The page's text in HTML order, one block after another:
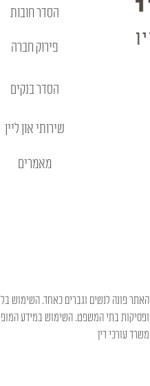
הסדר חובות
פירוק חברה
הסדר בנקים
שירותי און ליין
מאמרים
האתר פונה לנשים וגברים כאחד. השימוש
ופסיקות בתי המשפט. השימוש במידע
משרד עורכי דין